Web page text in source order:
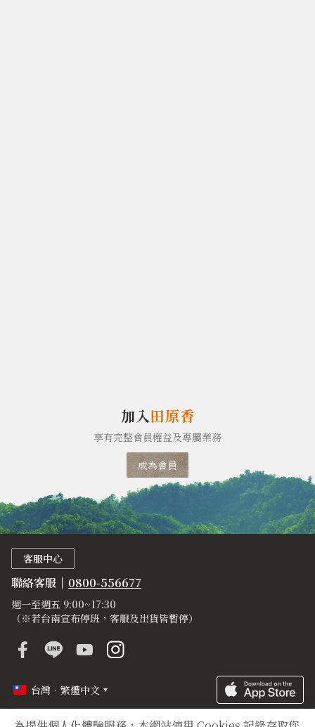
加入田原香
享有完整會員權益及專屬業務
成為會員
客服中心
聯絡客服 0800-556677
週一至週五 9:00~17:30
（※若台南宣布停班，客服及出貨皆暫停）
台灣．繁體中文